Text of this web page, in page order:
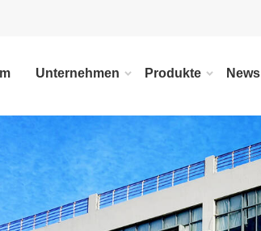
Unternehmen Produkte News